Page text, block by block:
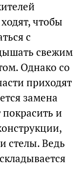
чтобы
с
свежим
Однако со
приходят
замена
и
стелы. Ведь